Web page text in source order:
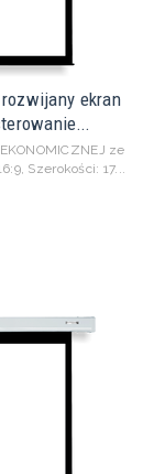
ekran
ze
Szerokości: 17...